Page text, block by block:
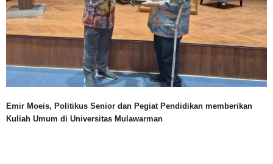
Emir Moeis, Politikus Senior dan Pegiat Pendidikan memberikan
Kuliah Umum di Universitas Mulawarman